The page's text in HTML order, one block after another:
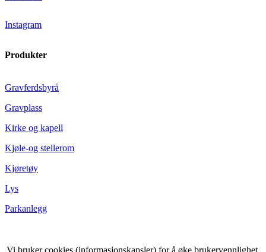
Instagram
Produkter
Gravferdsbyrå
Gravplass
Kirke og kapell
Kjøle-og stellerom
Kjøretøy
Lys
Parkanlegg